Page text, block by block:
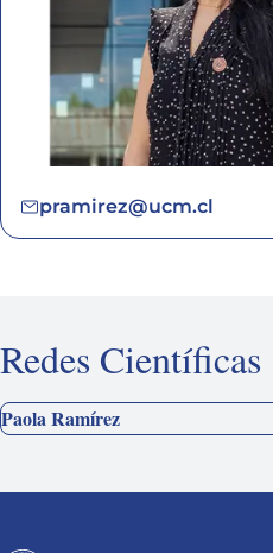
pramirez@ucm.cl
Redes Científicas
Paola Ramírez